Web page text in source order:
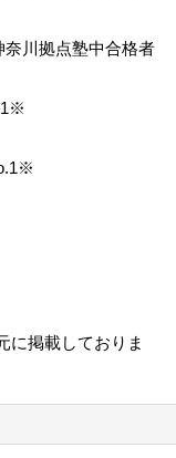
川拠点塾中合格者
に掲載しておりま